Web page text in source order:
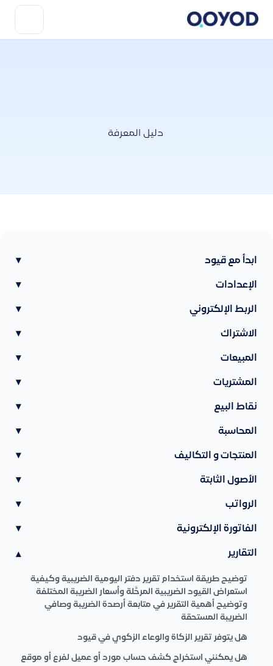
دليل المعرفة
ابدأ مع قيود ▾
الإعدادات ▾
الربط الإلكتروني ▾
الاشتراك ▾
المبيعات ▾
المشتريات ▾
نقاط البيع ▾
المحاسبة ▾
المنتجات و التكاليف ▾
الأصول الثابتة ▾
الرواتب ▾
الفاتورة الإلكترونية ▾
التقارير ▾
توضيح طريقة استخدام تقرير دفتر اليومية الضريبية وكيفية
استعراض القيود الضريبية المرحَّلة وأسعار الضريبة المختلفة
وتوضيح أهمية التقرير في متابعة أرصدة الضريبة وصافي
الضريبة المستحقة
هل يتوفر تقرير الزكاة والوعاء الزكوي في قيود
هل يمكنني استخراج كشف حساب مورد أو عميل لفرع أو موقع